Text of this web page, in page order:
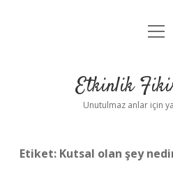
Anasayfa
Yasal
Etkinlik
Unutulmaz anlar için
Etiket: Kutsal olan şey